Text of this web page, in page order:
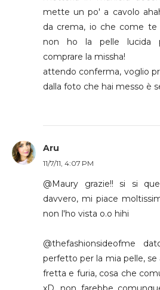
mette un po' a cavolo
da crema, io che come te
non ho la pelle lucida
comprare la missha!
attendo conferma, voglio
dalla foto che hai messo è
Aru
11/7/11, 4:07 PM
@Maury grazie!! si si
davvero, mi piace
non l'ho vista o.o hihi
@thefashionsideofme
perfetto per la mia pelle,
fretta e furia, cosa che